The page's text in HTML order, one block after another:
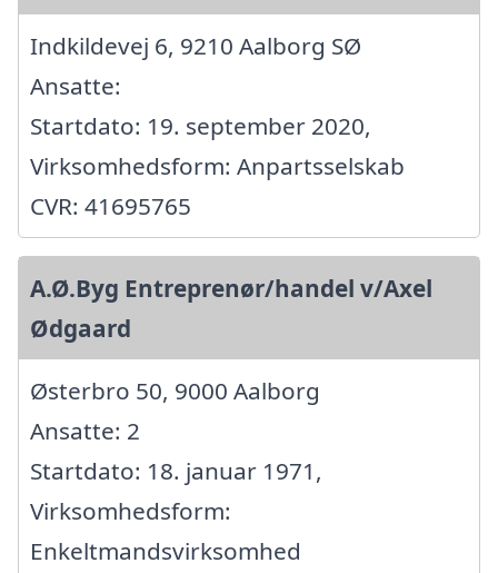
Indkildevej 6, 9210 Aalborg SØ
Ansatte:
Startdato: 19. september 2020,
Virksomhedsform: Anpartsselskab
CVR: 41695765
A.Ø.Byg Entreprenør/handel v/Axel
Ødgaard
Østerbro 50, 9000 Aalborg
Ansatte: 2
Startdato: 18. januar 1971,
Virksomhedsform:
Enkeltmandsvirksomhed